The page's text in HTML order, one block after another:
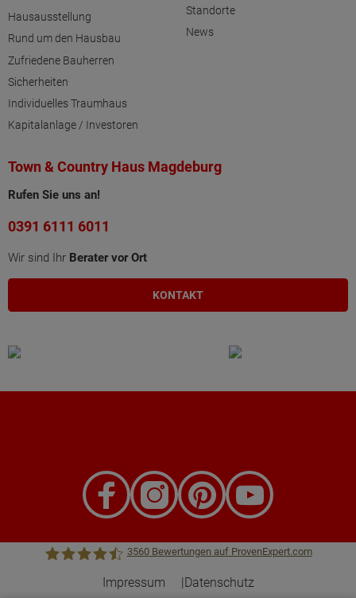
Hausausstellung
Rund um den Hausbau
Zufriedene Bauherren
Sicherheiten
Individuelles Traumhaus
Kapitalanlage / Investoren
Standorte
News
Town & Country Haus Magdeburg
Rufen Sie uns an!
0391 6111 6011
Wir sind Ihr Berater vor Ort
KONTAKT
3560Bewertungen auf ProvenExpert.com
Impressum Datenschutz